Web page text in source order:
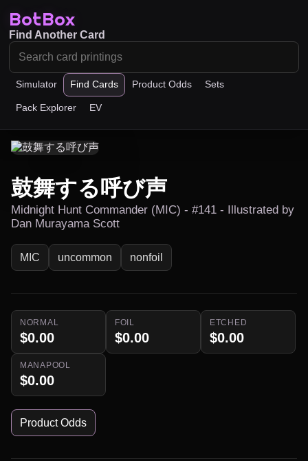
BotBox
Simulator Find Cards Product Odds Sets
Pack Explorer EV
Find Another Card
鼓舞する呼び声
Midnight Hunt Commander (MIC) - #141 - Illustrated by
Dan Murayama Scott
MIC uncommon nonfoil
NORMAL
$0.00
FOIL
$0.00
ETCHED
$0.00
MANAPOOL
$0.00
Product Odds